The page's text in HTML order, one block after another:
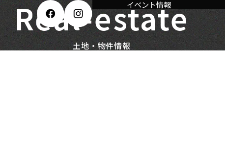
イベント情報
Real-estate
土地・物件情報